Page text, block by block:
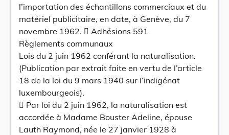
l’importation des échantillons commerciaux et du
matériel publicitaire, en date, à Genève, du 7
novembre 1962.  Adhésions 591
Règlements communaux
Lois du 2 juin 1962 conférant la naturalisation.
(Publication par extrait faite en vertu de l’article
18 de la loi du 9 mars 1940 sur l’indigénat
luxembourgeois).
 Par loi du 2 juin 1962, la naturalisation est
accordée à Madame Bouster Adeline, épouse
Lauth Raymond, née le 27 janvier 1928 à